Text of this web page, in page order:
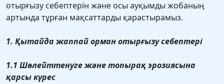
отырғызу себептерін және осы ауқымды жобаның
артында тұрған мақсаттарды қарастырамыз.
1. Қытайда жаппай орман отырғызу себептері
1.1 Шөлейттенуге және топырақ эрозиясына
қарсы күрес